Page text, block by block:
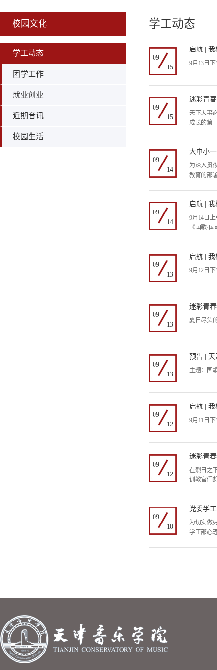
校园文化
学工动态
团学工作
就业创业
近期音讯
校园生活
学工动态
09
15
启航 | 我
9月13日
09
15
迷彩青
天下大事
成长的第
09
14
大中小
为深入贯
教育的部
09
14
启航 | 我
9月14日
《国歌·
09
13
启航 | 我
9月12日
09
13
迷彩青
夏日尽头
09
13
预告 |
主题：国
09
12
启航 | 我
9月11日
09
12
迷彩青
在烈日之
训教官们
09
10
党委学
为切实做
学工部心